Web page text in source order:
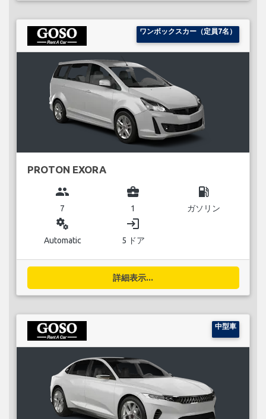
ワンボックスカー（定員7名）
PROTON EXORA
group
7
business_center
1
local_gas_station
ガソリン
miscellaneous_services
Automatic
login
5 ドア
詳細表示...
中型車